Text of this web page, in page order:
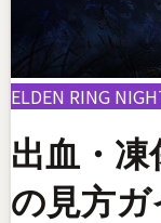
ELDEN RING
出血・凍
の見方ガ